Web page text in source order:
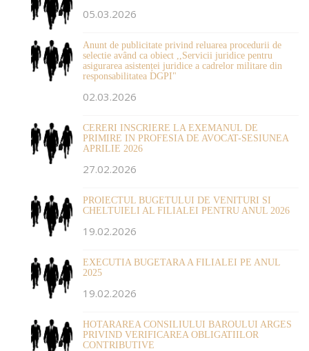
05.03.2026
Anunt de publicitate privind reluarea procedurii de
selectie având ca obiect ,,Servicii juridice pentru
asigurarea asistenței juridice a cadrelor militare din
responsabilitatea DGPI"
02.03.2026
CERERI INSCRIERE LA EXEMANUL DE
PRIMIRE IN PROFESIA DE AVOCAT-SESIUNEA
APRILIE 2026
27.02.2026
PROIECTUL BUGETULUI DE VENITURI SI
CHELTUIELI AL FILIALEI PENTRU ANUL 2026
19.02.2026
EXECUTIA BUGETARA A FILIALEI PE ANUL
2025
19.02.2026
HOTARAREA CONSILIULUI BAROULUI ARGES
PRIVIND VERIFICAREA OBLIGATIILOR
CONTRIBUTIVE